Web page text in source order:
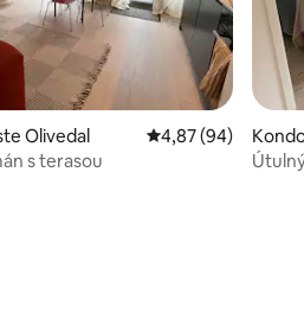
Olivedal Priemerné
4,87 (94)
s terasou